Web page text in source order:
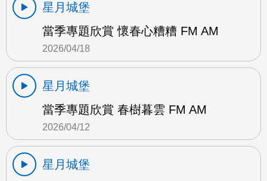
星月城堡
當季專題欣賞 懷春心糟糟 FM AM
2026/04/18
星月城堡
當季專題欣賞 春樹暮雲 FM AM
2026/04/12
星月城堡